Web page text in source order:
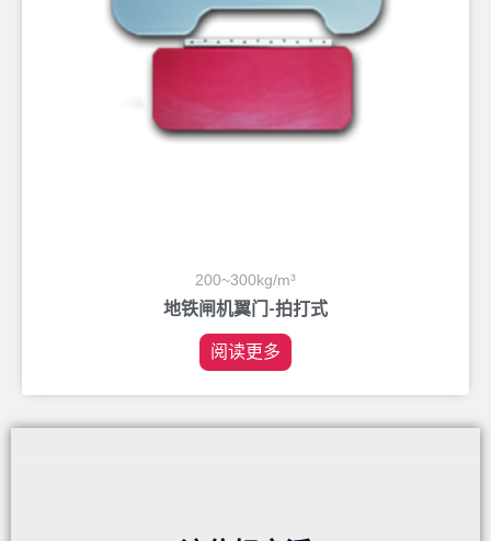
200~300kg/m³
地铁闸机翼门-拍打式
阅读更多